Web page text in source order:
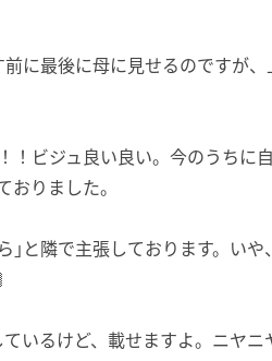
に最後に母に見せるのですが
！ビジュ良い良い。今のうちに
おりました。
｣と隣で主張しております。い
いるけど、載せますよ。ニヤニ